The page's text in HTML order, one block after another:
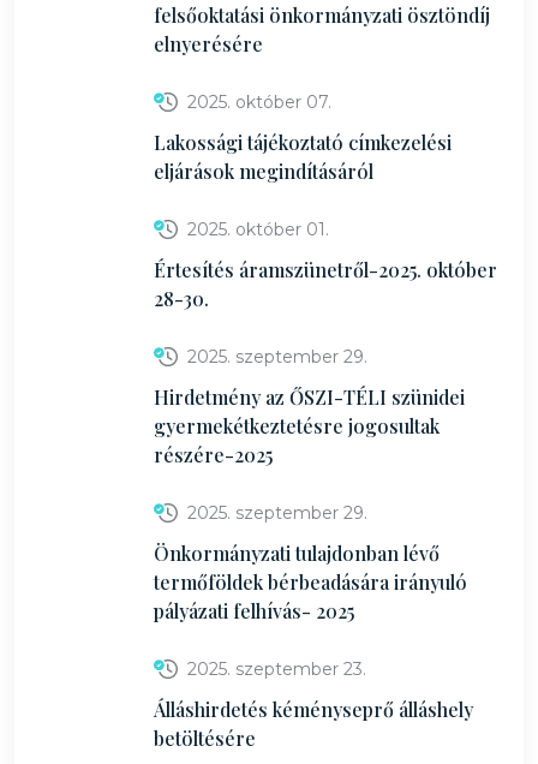
felsőoktatási önkormányzati ösztöndíj
elnyerésére
2025. október 07.
Lakossági tájékoztató címkezelési
eljárások megindításáról
2025. október 01.
Értesítés áramszünetről-2025. október
28-30.
2025. szeptember 29.
Hirdetmény az ŐSZI-TÉLI szünidei
gyermekétkeztetésre jogosultak
részére-2025
2025. szeptember 29.
Önkormányzati tulajdonban lévő
termőföldek bérbeadására irányuló
pályázati felhívás- 2025
2025. szeptember 23.
Álláshirdetés kéményseprő álláshely
betöltésére